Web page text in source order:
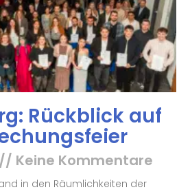
Rückblick auf
Keine Kommentare
in den Räumlichkeiten der